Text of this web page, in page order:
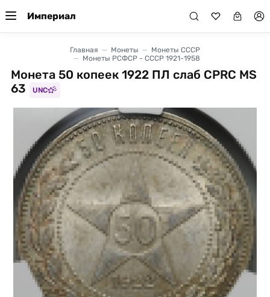
Империал
Главная Монеты
Монеты СССР
Монеты РСФСР - СССР 1921-1958
Монета 50 копеек 1922 ПЛ слаб CPRC MS
63
UNC